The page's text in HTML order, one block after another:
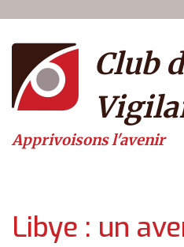
Menu du
Club
Apprivoisons l'avenir
Libye : un